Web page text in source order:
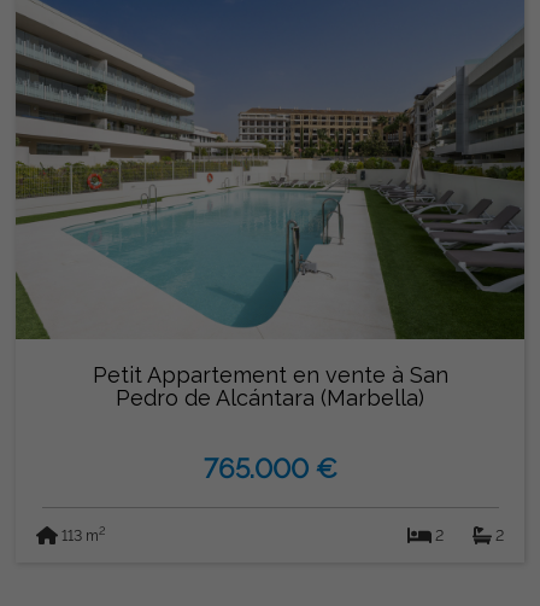
Petit Appartement en vente à San
Pedro de Alcántara (Marbella)
765.000 €
113 m2 2 2